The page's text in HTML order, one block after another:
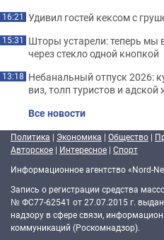
16:21 Удивил гостей кексом с
15:31 Шторы устарели: теперь
через стекло одной кнопкой
13:18 Небанальный отпуск 2026:
виз, толп туристов и
Все новости
Политика | Экономика | Общество |
Авторское | Интересное | Спорт
Информационное агентство «Nord-
Запись о регистрации средства
№ ФС77-62541 от 27.07.2015 г.
надзору в сфере связи,
коммуникаций (Роскомнадзор).